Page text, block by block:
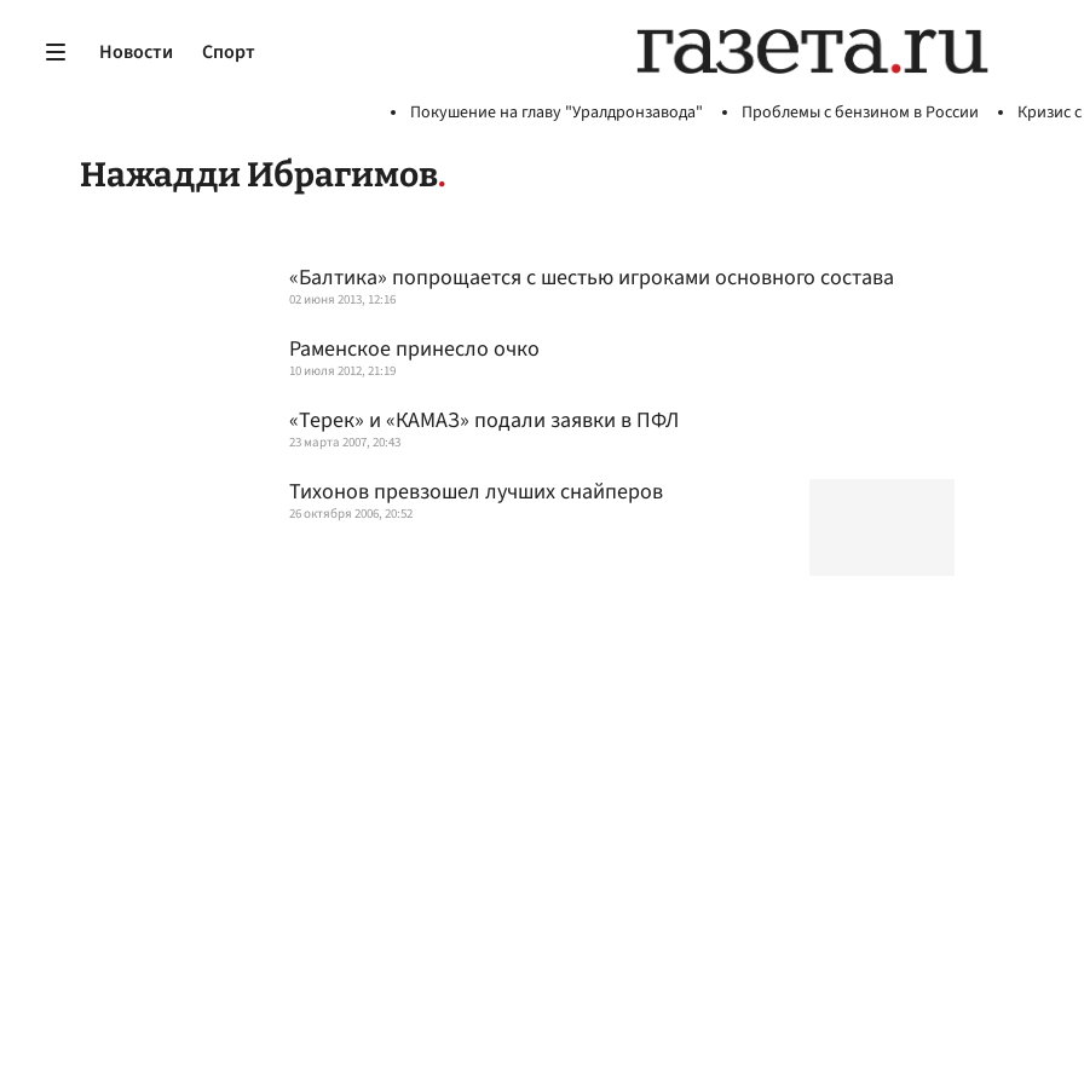
Новости Спорт
Покушение на главу "Уралдронзавода" Проблемы с бензином в России Кризис
Нажадди Ибрагимов
«Балтика» попрощается с шестью игроками основного состава
02 июня 2013, 12:16
Раменское принесло очко
10 июля 2012, 21:19
«Терек» и «КАМАЗ» подали заявки в ПФЛ
23 марта 2007, 20:43
Тихонов превзошел лучших снайперов
26 октября 2006, 20:52